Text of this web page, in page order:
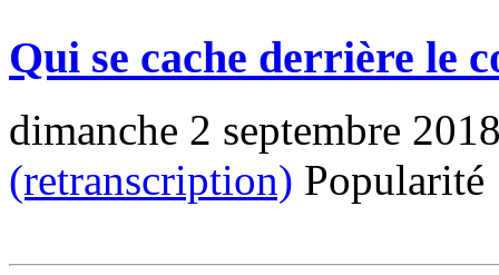
Qui se cache derrière le
dimanche 2 septembre
(retranscription)